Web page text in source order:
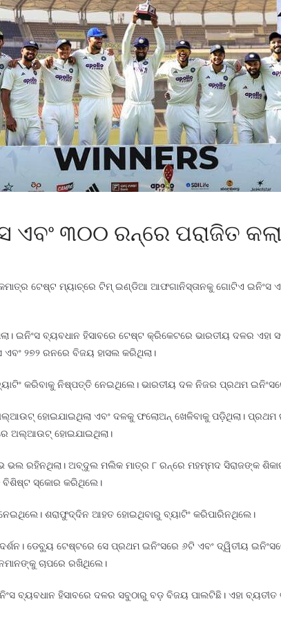
ଏବଂ ୩୦୦ ରନ୍‌ରେ ପରାଜିତ
ଟେଷ୍ଟ ମ୍ୟାଚ୍‌ରେ ଟିମ୍ ଇଣ୍ଡିଆ ଆଫଗାନିସ୍ତାନକୁ ଗୋଟିଏ ଇନିଂସ
ଇନିଂସ ବ୍ୟବଧାନ ହିସାବରେ ଟେଷ୍ଟ କ୍ରିକେଟରେ ଭାରତୀୟ ଦଳର ଏହା
୨୭୨ ରନରେ ବିଜୟ ହାସଲ କରିଥିଲା।
କରିବାକୁ ନିଷ୍ପତ୍ତି ନେଇଥିଲେ। ଭାରତୀୟ ଦଳ ନିଜର ପ୍ରଥମ
ହୋଇଯାଇଥିଲା ଏବଂ ଦଳକୁ ଫଲୋଅନ୍ ଖେଳିବାକୁ ପଡ଼ିଥିଲା।
ଅଲ୍‌ଆଉଟ୍ ହୋଇଯାଇଥିଲା।
ରହିନଥିଲା। ଅବ୍ଦୁଲ ମଲିକ ମାତ୍ର ୮ ରନ୍‌ରେ ମହମ୍ମଦ ସିରାଜଙ୍କ
ବିଶିଷ୍ଟ ସ୍କୋର କରିଥିଲେ।
ଶରାଫୁଦ୍ଦିନ ଆହତ ହୋଇଥିବାରୁ ବ୍ୟାଟିଂ କରିପାରିନଥିଲେ।
ଡେବ୍ୟୁ ଟେଷ୍ଟରେ ସେ ପ୍ରଥମ ଇନିଂସରେ ୬ଟି ଏବଂ ଦ୍ୱିତୀୟ
ଚାପରେ ରଖିଥିଲେ।
ବ୍ୟବଧାନ ହିସାବରେ ଦଳର ସବୁଠାରୁ ବଡ଼ ବିଜୟ ପାଲଟିଛି। ଏହା